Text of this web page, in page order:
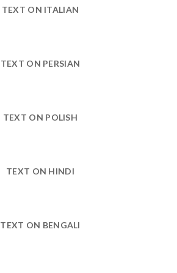
TEXT ON ITALIAN
TEXT ON PERSIAN
TEXT ON POLISH
TEXT ON HINDI
TEXT ON BENGALI